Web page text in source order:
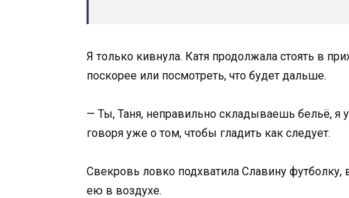
Я только кивнула. Катя продолжала стоять в
поскорее или посмотреть, что будет дальше.
— Ты, Таня, неправильно складываешь бельё, я
говоря уже о том, чтобы гладить как следует.
Свекровь ловко подхватила Славину
ею в воздухе.